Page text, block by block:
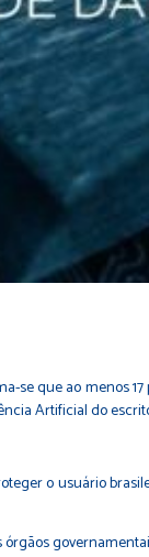
se que ao menos
Artificial do
o usuário